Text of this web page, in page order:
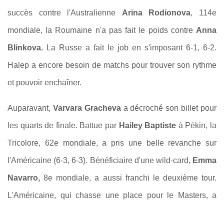
succès contre l'Australienne Arina Rodionova, 114e
mondiale, la Roumaine n'a pas fait le poids contreAnna
Blinkova. La Russe a fait le job en s'imposant 6-1, 6-2.
Halep a encore besoin de matchs pour trouver son rythme
et pouvoir enchaîner.
Auparavant, Varvara Grachevaa décroché son billet pour
les quarts de finale. Battue par Hailey Baptiste à Pékin, la
Tricolore, 62e mondiale, a pris une belle revanche sur
l'Américaine (6-3, 6-3). Bénéficiaire d'une wild-card, Emma
Navarro,8e mondiale, a aussi franchi le deuxième tour.
L'Américaine, qui chasse une place pour le Masters, a